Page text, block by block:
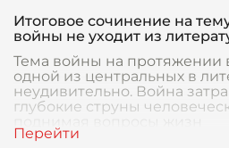
Итоговое сочинение на
войны не уходит из
Тема войны на протяжении
одной из центральных в
неудивительно. Война
глубокие струны